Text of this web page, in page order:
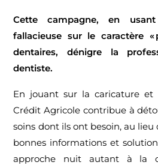
Cette campagne, en
fallacieuse sur le caractère «
dentaires, dénigre la
dentiste.
En jouant sur la caricature et
Crédit Agricole contribue à
soins dont ils ont besoin, au lieu
bonnes informations et
approche nuit autant à la